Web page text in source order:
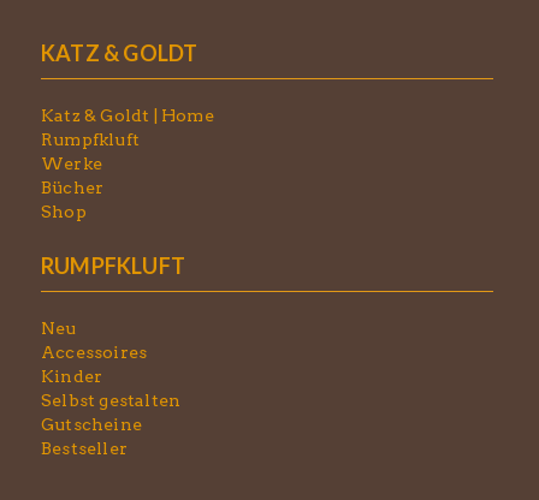
KATZ & GOLDT
Katz & Goldt | Home
Rumpfkluft
Werke
Bücher
Shop
RUMPFKLUFT
Neu
Accessoires
Kinder
Selbst gestalten
Gutscheine
Bestseller